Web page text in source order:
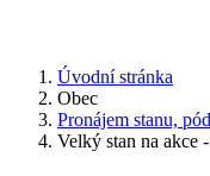
Úvodní stránka
Obec
Pronájem stanu,
Velký stan na akce